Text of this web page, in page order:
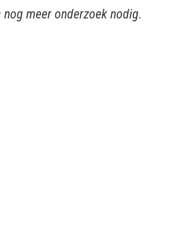
meer onderzoek nodig.